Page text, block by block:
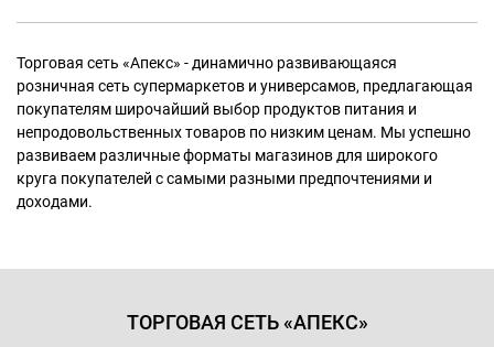
Торговая сеть «Апекс» - динамично развивающаяся
розничная сеть супермаркетов и универсамов, предлагающая
покупателям широчайший выбор продуктов питания и
непродовольственных товаров по низким ценам. Мы успешно
развиваем различные форматы магазинов для широкого
круга покупателей с самыми разными предпочтениями и
доходами.
ТОРГОВАЯ СЕТЬ «АПЕКС»